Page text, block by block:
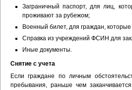
Заграничный паспорт, для лиц,
проживают за рубежом;
Военный билет, для граждан,
Справка из учреждений ФСИН для
Иные документы.
Снятие с учета
Если граждане по личным
пребывания, раньше чем